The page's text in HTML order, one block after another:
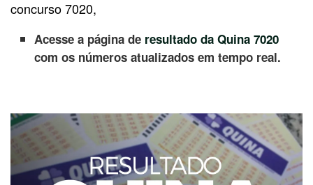
concurso 7020,
Acesse a página de resultado da Quina 7020
com os números atualizados em tempo real.